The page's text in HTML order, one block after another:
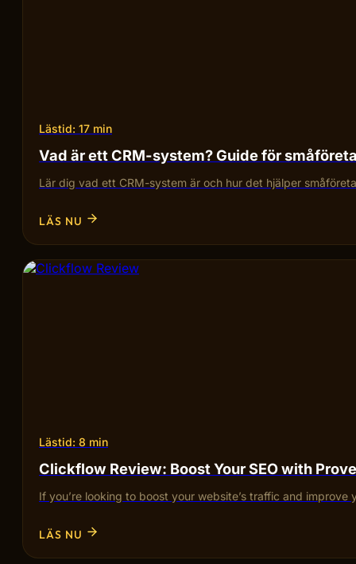
Lästid: 17 min
Vad är ett CRM-system? Guide för
Lär dig vad ett CRM-system är och hur det hjälper
LÄS NU
Lästid: 8 min
Clickflow Review: Boost Your SEO with
If you’re looking to boost your website’s traffic and
LÄS NU